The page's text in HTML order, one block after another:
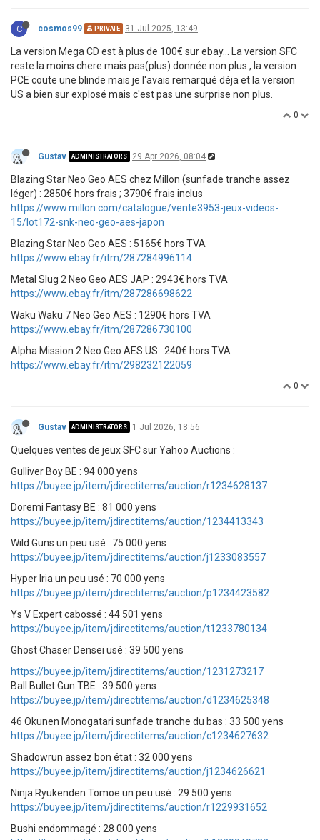
C cosmos99 PRIVATE 31 Jul 2025, 13:49
La version Mega CD est à plus de 100€ sur ebay... La version SFC
reste la moins chere mais pas(plus) donnée non plus , la version
PCE coute une blinde mais je l'avais remarqué déja et la version
US a bien sur explosé mais c'est pas une surprise non plus.
0
Gustav ADMINISTRATORS 29 Apr 2026, 08:04
Blazing Star Neo Geo AES chez Millon (sunfade tranche assez
léger) : 2850€ hors frais ; 3790€ frais inclus
https://www.millon.com/catalogue/vente3953-jeux-videos-
15/lot172-snk-neo-geo-aes-japon
Blazing Star Neo Geo AES : 5165€ hors TVA
https://www.ebay.fr/itm/287284996114
Metal Slug 2 Neo Geo AES JAP : 2943€ hors TVA
https://www.ebay.fr/itm/287286698622
Waku Waku 7 Neo Geo AES : 1290€ hors TVA
https://www.ebay.fr/itm/287286730100
Alpha Mission 2 Neo Geo AES US : 240€ hors TVA
https://www.ebay.fr/itm/298232122059
0
Gustav ADMINISTRATORS 1 Jul 2026, 18:56
Quelques ventes de jeux SFC sur Yahoo Auctions :
Gulliver Boy BE : 94 000 yens
https://buyee.jp/item/jdirectitems/auction/r1234628137
Doremi Fantasy BE : 81 000 yens
https://buyee.jp/item/jdirectitems/auction/1234413343
Wild Guns un peu usé : 75 000 yens
https://buyee.jp/item/jdirectitems/auction/j1233083557
Hyper Iria un peu usé : 70 000 yens
https://buyee.jp/item/jdirectitems/auction/p1234423582
Ys V Expert cabossé : 44 501 yens
https://buyee.jp/item/jdirectitems/auction/t1233780134
Ghost Chaser Densei usé : 39 500 yens
https://buyee.jp/item/jdirectitems/auction/1231273217
Ball Bullet Gun TBE : 39 500 yens
https://buyee.jp/item/jdirectitems/auction/d1234625348
46 Okunen Monogatari sunfade tranche du bas : 33 500 yens
https://buyee.jp/item/jdirectitems/auction/c1234627632
Shadowrun assez bon état : 32 000 yens
https://buyee.jp/item/jdirectitems/auction/j1234626621
Ninja Ryukenden Tomoe un peu usé : 29 500 yens
https://buyee.jp/item/jdirectitems/auction/r1229931652
Bushi endommagé : 28 000 yens